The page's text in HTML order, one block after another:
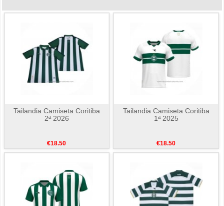
Tailandia Camiseta Coritiba
2ª 2026
€18.50
Tailandia Camiseta Coritiba
1ª 2025
€18.50